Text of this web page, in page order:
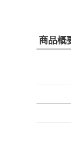
商品概